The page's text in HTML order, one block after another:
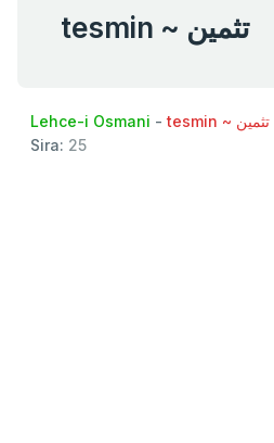
tesmin ~ تثمين
Lehce-i Osmani - tesmin ~ تثمين
Sira: 25